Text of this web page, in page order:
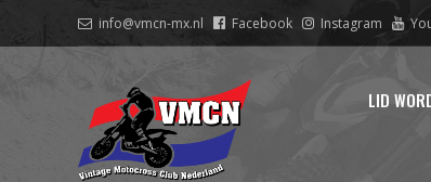
info@vmcn-mx.nl Facebook Instagram
LID